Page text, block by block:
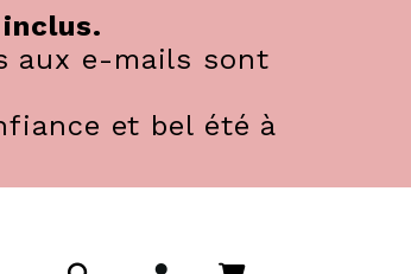
aux e-mails sont
et bel été à